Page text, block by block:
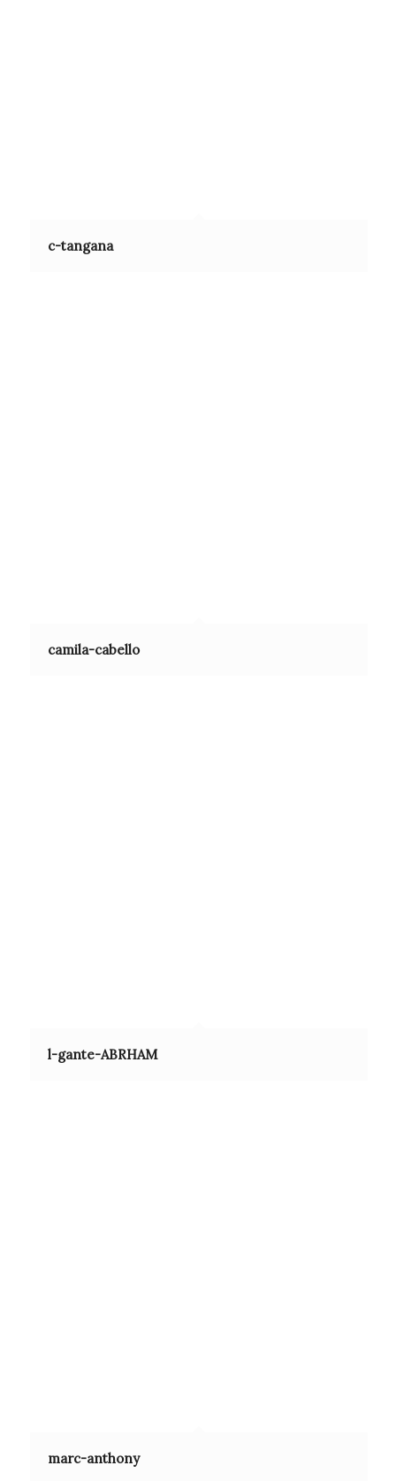
c-tangana
camila-cabello
l-gante-ABRHAM
marc-anthony